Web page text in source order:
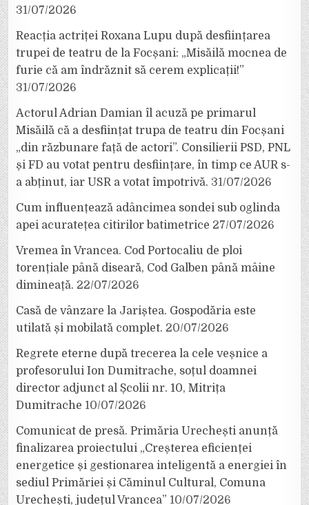
31/07/2026
Reacția actriței Roxana Lupu după desființarea
trupei de teatru de la Focșani: „Misăilă mocnea de
furie că am îndrăznit să cerem explicații!”
31/07/2026
Actorul Adrian Damian îl acuză pe primarul
Misăilă că a desființat trupa de teatru din Focșani
„din răzbunare față de actori”. Consilierii PSD, PNL
și FD au votat pentru desființare, în timp ce AUR s-
a abținut, iar USR a votat împotrivă. 31/07/2026
Cum influențează adâncimea sondei sub oglinda
apei acuratețea citirilor batimetrice 27/07/2026
Vremea în Vrancea. Cod Portocaliu de ploi
torențiale până diseară, Cod Galben până mâine
dimineață. 22/07/2026
Casă de vânzare la Jariștea. Gospodăria este
utilată și mobilată complet. 20/07/2026
Regrete eterne după trecerea la cele veșnice a
profesorului Ion Dumitrache, soțul doamnei
director adjunct al Școlii nr. 10, Mitrița
Dumitrache 10/07/2026
Comunicat de presă. Primăria Urechești anunță
finalizarea proiectului „Creșterea eficienței
energetice și gestionarea inteligentă a energiei în
sediul Primăriei și Căminul Cultural, Comuna
Urechești, județul Vrancea” 10/07/2026